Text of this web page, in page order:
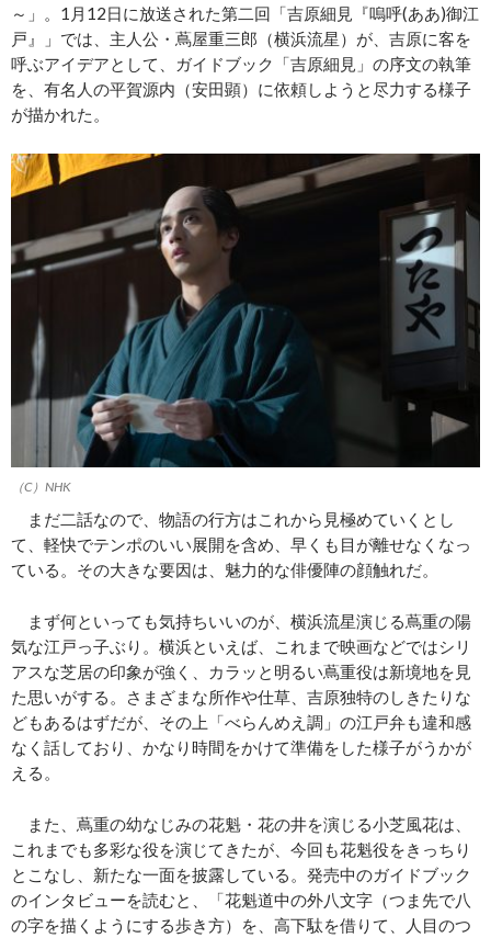
～」。1月12日に放送された第二回「吉原細見『嗚呼(ああ)御江
戸』」では、主人公・蔦屋重三郎（横浜流星）が、吉原に客を
呼ぶアイデアとして、ガイドブック「吉原細見」の序文の執筆
を、有名人の平賀源内（安田顕）に依頼しようと尽力する様子
が描かれた。
（C）NHK
まだ二話なので、物語の行方はこれから見極めていくとし
て、軽快でテンポのいい展開を含め、早くも目が離せなくなっ
ている。その大きな要因は、魅力的な俳優陣の顔触れだ。
まず何といっても気持ちいいのが、横浜流星演じる蔦重の陽
気な江戸っ子ぶり。横浜といえば、これまで映画などではシリ
アスな芝居の印象が強く、カラッと明るい蔦重役は新境地を見
た思いがする。さまざまな所作や仕草、吉原独特のしきたりな
どもあるはずだが、その上「べらんめえ調」の江戸弁も違和感
なく話しており、かなり時間をかけて準備をした様子がうかが
える。
また、蔦重の幼なじみの花魁・花の井を演じる小芝風花は、
これまでも多彩な役を演じてきたが、今回も花魁役をきっちり
とこなし、新たな一面を披露している。発売中のガイドブック
のインタビューを読むと、「花魁道中の外八文字（つま先で八
の字を描くようにする歩き方）を、高下駄を借りて、人目のつ